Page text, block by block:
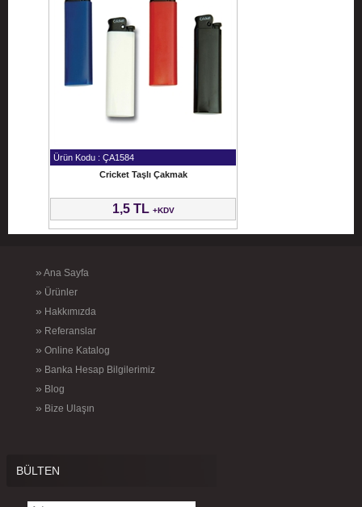
Ürün Kodu : ÇA1584
Cricket Taşlı Çakmak
1,5 TL +KDV
» Ana Sayfa
» Ürünler
» Hakkımızda
» Referanslar
» Online Katalog
» Banka Hesap Bilgilerimiz
» Blog
» Bize Ulaşın
BÜLTEN